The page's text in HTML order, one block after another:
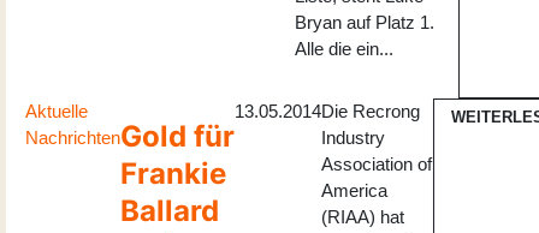
Bryan auf Platz 1.
Alle die ein...
Aktuelle
NachrichtenGold für
Frankie
Ballard
13.05.2014Die Recrong
Industry
Association of
America
(RIAA) hat